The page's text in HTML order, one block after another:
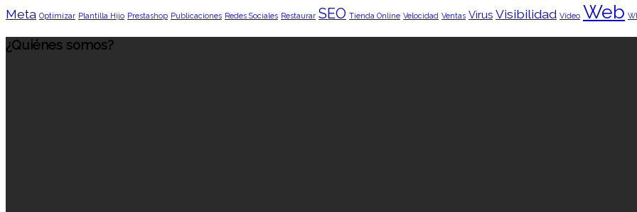
Meta Optimizar Plantilla Hijo Prestashop Publicaciones Redes Sociales Restaurar SEO Tienda Online Velocidad Ventas Virus Visibilidad Vídeo Web
¿Quiénes somos?